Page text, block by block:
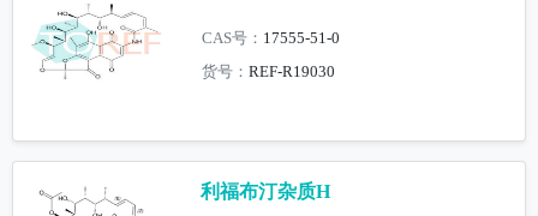
CAS号： 17555-51-0
货号：REF-R19030
利福布汀杂质H